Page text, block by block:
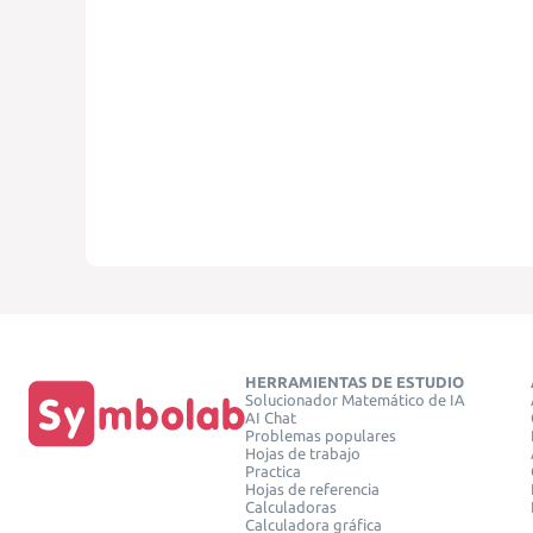
HERRAMIENTAS DE ESTUDIO
Solucionador Matemático de IA
AI Chat
Problemas populares
Hojas de trabajo
Practica
Hojas de referencia
Calculadoras
Calculadora gráfica